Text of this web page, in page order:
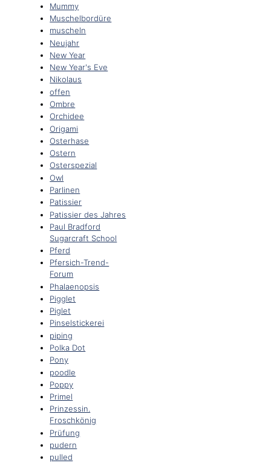
Mummy
Muschelbordüre
muscheln
Neujahr
New Year
New Year's Eve
Nikolaus
offen
Ombre
Orchidee
Origami
Osterhase
Ostern
Osterspezial
Owl
Parlinen
Patissier
Patissier des Jahres
Paul Bradford
Sugarcraft School
Pferd
Pfersich-Trend-
Forum
Phalaenopsis
Pigglet
Piglet
Pinselstickerei
piping
Polka Dot
Pony
poodle
Poppy
Primel
Prinzessin.
Froschkönig
Prüfung
pudern
pulled